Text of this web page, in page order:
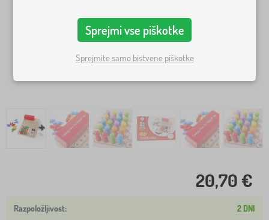
20,70 €
2 DNI
Sprejmi vse piškotke
Sprejmite samo bistvene piškotke